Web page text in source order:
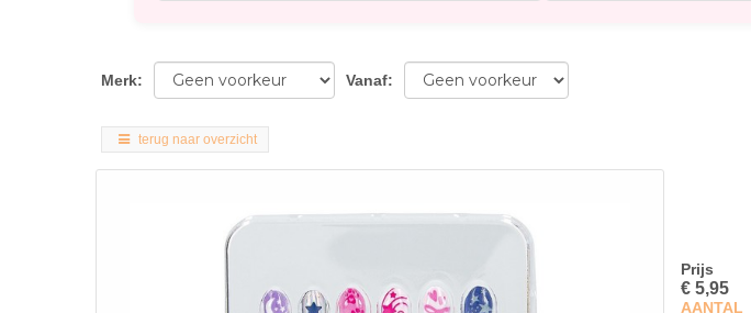
Merk: Vanaf:
terug naar overzicht
Prijs
€ 5,95
AANTAL